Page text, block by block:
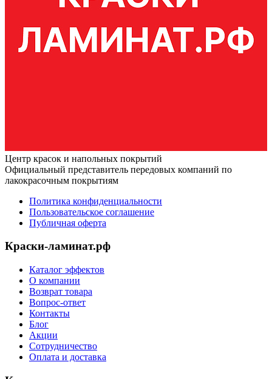
Центр красок и напольных покрытий
Официальный представитель передовых компаний по
лакокрасочным покрытиям
Политика конфиденциальности
Пользовательское соглашение
Публичная оферта
Краски-ламинат.рф
Каталог эффектов
О компании
Возврат товара
Вопрос-ответ
Контакты
Блог
Акции
Сотрудничество
Оплата и доставка